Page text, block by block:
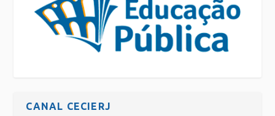
CANAL CECIERJ